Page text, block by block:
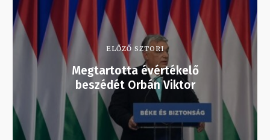
ELŐZŐ SZTORI
Megtartotta évértékelő
beszédét Orbán Viktor